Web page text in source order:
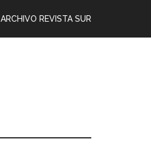
ARCHIVO REVISTA SUR